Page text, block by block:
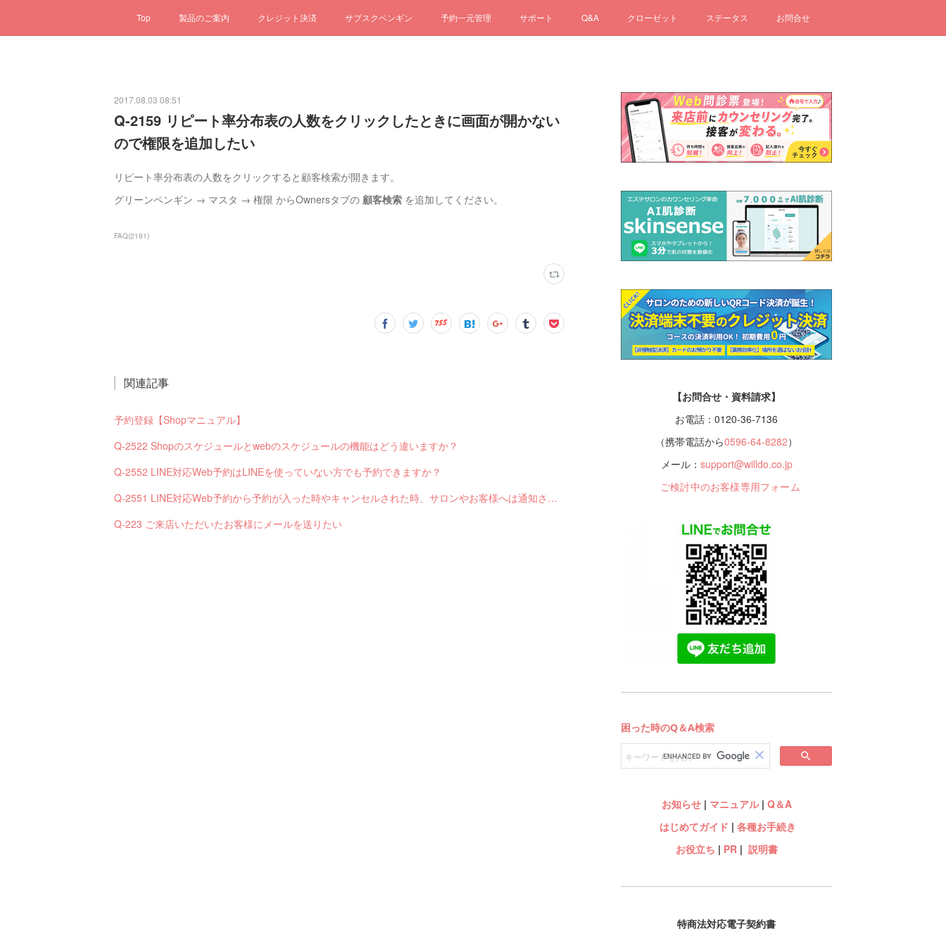
Top 製品のご案内 クレジット決済 サブスクペンギン 予約一元管理 サポート Q&A クローゼット ステータス お問合せ
2017.08.03 08:51
Q-2159 リピート率分布表の人数をクリックしたときに画面が開かない
ので権限を追加したい
リピート率分布表の人数をクリックすると顧客検索が開きます。
グリーンペンギン → マスタ → 権限 からOwnersタブの 顧客検索 を追加してください。
FAQ(2191)
関連記事
予約登録【Shopマニュアル】
Q-2522 Shopのスケジュールとwebのスケジュールの機能はどう違いますか？
Q-2552 LINE対応Web予約はLINEを使っていない方でも予約できますか？
Q-2551 LINE対応Web予約から予約が入った時やキャンセルされた時、サロンやお客様へは通知されますか？
Q-223 ご来店いただいたお客様にメールを送りたい
【お問合せ・資料請求】
お電話：0120-36-7136
（携帯電話から0596-64-8282）
メール： support@willdo.co.jp
ご検討中のお客様専用フォーム
お知らせ| マニュアル| Q＆A
はじめてガイド | 各種お手続き
お役立ち | PR| 説明書
特商法対応電子契約書